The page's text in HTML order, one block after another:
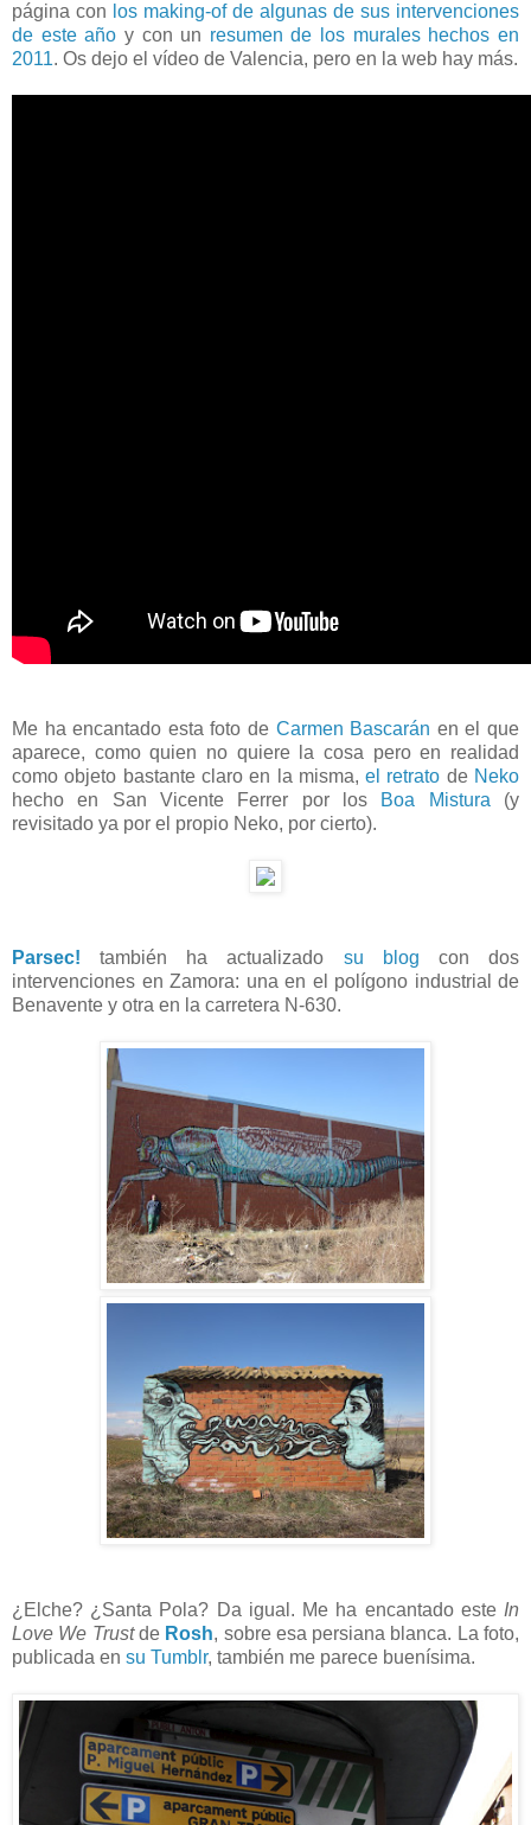
página con los making-of de algunas de sus intervenciones
de este año y con un resumen de los murales hechos en
2011. Os dejo el vídeo de Valencia, pero en la web hay más.
Me ha encantado esta foto de Carmen Bascarán en el que
aparece, como quien no quiere la cosa pero en realidad
como objeto bastante claro en la misma,el retrato de Neko
hecho en San Vicente Ferrer por los Boa Mistura(y
revisitado ya por el propio Neko, por cierto).
Parsec! también ha actualizado su blog con dos
intervenciones en Zamora: una en el polígono industrial de
Benavente y otra en la carretera N-630.
¿Elche? ¿Santa Pola? Da igual. Me ha encantado este In
Love We Trustde Rosh, sobre esa persiana blanca. La foto,
publicada en su Tumblr, también me parece buenísima.